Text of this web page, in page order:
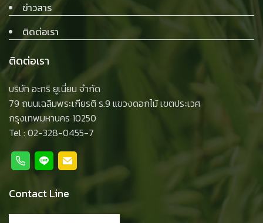
ข่าวสาร
ติดต่อเรา
ติดต่อเรา
บริษัท อะกริ ยูเนี่ยน จำกัด
79 ถนนเฉลิมพระเกียรติ ร.9 แขวงดอกไม้ เขตประเวศ
กรุงเทพมหานคร 10250
Tel :02-328-0455-7
Contact Line